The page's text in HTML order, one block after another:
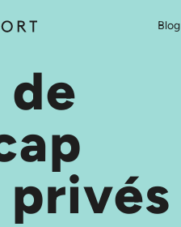
Blog
de